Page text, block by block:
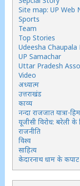
Site map: UP Web
Sports
Team
Top Stories
Udeesha Chaupala
UP Samachar
Uttar Pradesh
Video
अध्यात्म
उत्तराखंड
काव्य
नन्दा राजजात यात्रा-
यूजीसी विरोध: बरेली के
राजनीति
विश्व
साहित्य
केदारनाथ धाम के